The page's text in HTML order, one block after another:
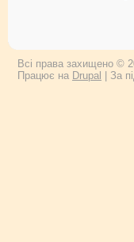
Всі права захищено ©
Працює на Drupal | За